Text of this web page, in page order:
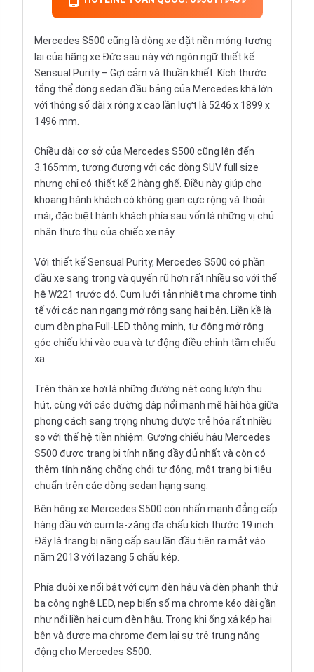
Mercedes S500 cũng là dòng xe đặt nền móng tương
lai của hãng xe Đức sau này với ngôn ngữ thiết kế
Sensual Purity – Gợi cảm và thuần khiết. Kích thước
tổng thể dòng sedan đầu bảng của Mercedes khá lớn
với thông số dài x rộng x cao lần lượt là 5246 x 1899 x
1496 mm.
Chiều dài cơ sở của Mercedes S500 cũng lên đến
3.165mm, tương đương với các dòng SUV full size
nhưng chỉ có thiết kế 2 hàng ghế. Điều này giúp cho
khoang hành khách có không gian cực rộng và thoải
mái, đặc biệt hành khách phía sau vốn là những vị chủ
nhân thực thụ của chiếc xe này.
Với thiết kế Sensual Purity, Mercedes S500 có phần
đầu xe sang trọng và quyến rũ hơn rất nhiều so với thế
hệ W221 trước đó. Cụm lưới tản nhiệt mạ chrome tinh
tế với các nan ngang mở rộng sang hai bên. Liền kề là
cụm đèn pha Full-LED thông minh, tự động mở rộng
góc chiếu khi vào cua và tự động điều chỉnh tầm chiếu
xa.
Trên thân xe hơi là những đường nét cong lượn thu
hút, cùng với các đường dập nổi mạnh mẽ hài hòa giữa
phong cách sang trọng nhưng được trẻ hóa rất nhiều
so với thế hệ tiền nhiệm. Gương chiếu hậu Mercedes
S500 được trang bị tính năng đầy đủ nhất và còn có
thêm tính năng chống chói tự động, một trang bị tiêu
chuẩn trên các dòng sedan hạng sang.
Bên hông xe Mercedes S500 còn nhấn mạnh đẳng cấp
hàng đầu với cụm la-zăng đa chấu kích thước 19 inch.
Đây là trang bị nâng cấp sau lần đầu tiên ra mắt vào
năm 2013 với lazang 5 chấu kép.
Phía đuôi xe nổi bật với cụm đèn hậu và đèn phanh thứ
ba công nghệ LED, nẹp biển số mạ chrome kéo dài gần
như nối liền hai cụm đèn hậu. Trong khi ống xả kép hai
bên và được mạ chrome đem lại sự trẻ trung năng
động cho Mercedes S500.